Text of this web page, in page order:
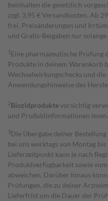
beinhalten die gesetzlich
zzgl. 3,95 € Versandkosten. Ab
frei. Preisänderungen und
und Gratis-Beigaben nur
1 Eine pharmazeutische Prüfung
Produkte in deinem Warenkorb
Wechselwirkungschecks und
Anwendungshinweise des
2Biozidproduktevorsichtig
und Produktinformationen lesen.
3Die Übergabe deiner
bei uns werktags von Montag
Lieferzeitpunkt kann je nach
Produktverfügbarkeit sowie
abweichen. Darüber hinaus
Prüfungen, die zu deiner
Lieferfrist um die Dauer der